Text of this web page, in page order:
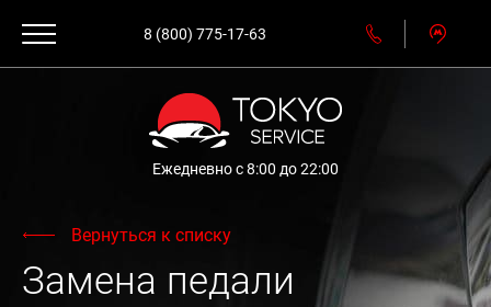
8 (800) 775-17-63
Ежедневно с 8:00 до 22:00
Вернуться к списку
Замена педали